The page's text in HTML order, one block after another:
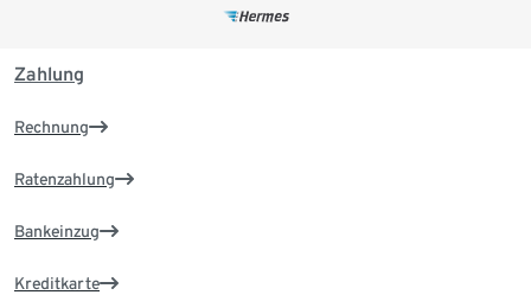
Zahlung
Rechnung
Ratenzahlung
Bankeinzug
Kreditkarte